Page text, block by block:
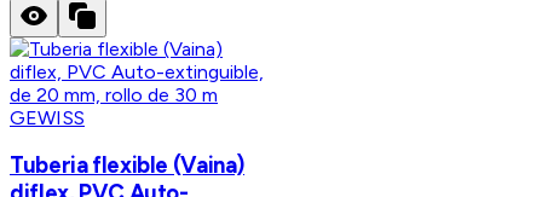
GEWISS
Tuberia flexible (Vaina)